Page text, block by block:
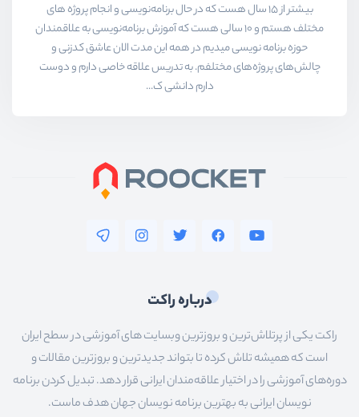
بیشتر از ۱۵ سال هست که در حال برنامه‌نویسی و انجام پروژه های
مختلف هستم و ۱۰ سالی هست که آموزش برنامه‌نویسی به علاقمندان
حوزه برنامه نویسی میدیم در همه این مدت الان عاشق کدزنی و
چالش‌های پروژه‌های مختلفم. به تدریس علاقه خاصی دارم و دوست
دارم دانشی ک...
درباره راکت
راکت یکی از پرتلاش‌ترین و بروزترین وبسایت های آموزشی در سطح ایران
است که همیشه تلاش کرده تا بتواند جدیدترین و بروزترین مقالات و
دوره‌های آموزشی را در اختیار علاقه‌مندان ایرانی قرار دهد. تبدیل کردن برنامه
نویسان ایرانی به بهترین برنامه نویسان جهان هدف ماست.